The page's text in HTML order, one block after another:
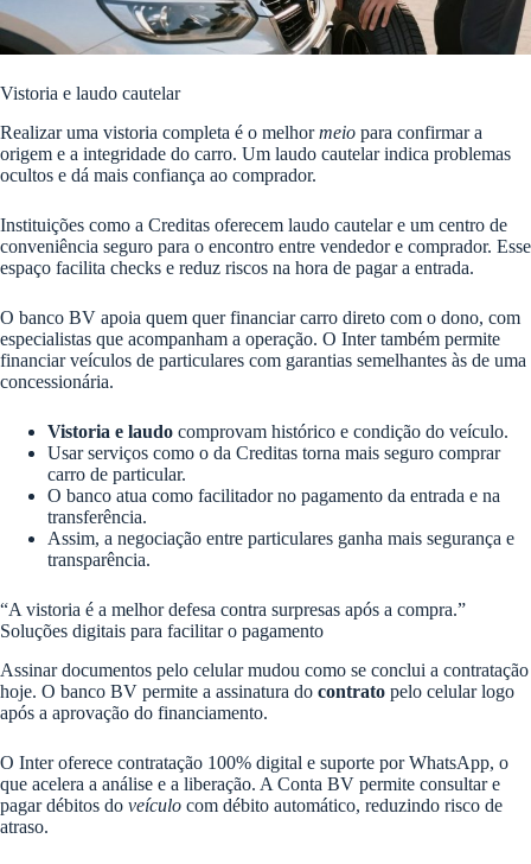
Vistoria e laudo cautelar
Realizar uma vistoria completa é o melhormeio para confirmar a
origem e a integridade do carro. Um laudo cautelar indica problemas
ocultos e dá mais confiança ao comprador.
Instituições como a Creditas oferecem laudo cautelar e um centro de
conveniência seguro para o encontro entre vendedor e comprador. Esse
espaço facilita checks e reduz riscos na hora de pagar a entrada.
O banco BV apoia quem quer financiar carro direto com o dono, com
especialistas que acompanham a operação. O Inter também permite
financiar veículos de particulares com garantias semelhantes às de uma
concessionária.
Vistoria e laudo comprovam histórico e condição do veículo.
Usar serviços como o da Creditas torna mais seguro comprar
carro de particular.
O banco atua como facilitador no pagamento da entrada e na
transferência.
Assim, a negociação entre particulares ganha mais segurança e
transparência.
“A vistoria é a melhor defesa contra surpresas após a compra.”
Soluções digitais para facilitar o pagamento
Assinar documentos pelo celular mudou como se conclui a contratação
hoje. O banco BV permite a assinatura do contrato pelo celular logo
após a aprovação do financiamento.
O Inter oferece contratação 100% digital e suporte por WhatsApp, o
que acelera a análise e a liberação. A Conta BV permite consultar e
pagar débitos do veículo com débito automático, reduzindo risco de
atraso.